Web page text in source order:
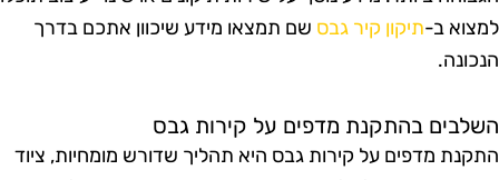
ב-תיקון קיר גבסשם תמצאו מידע שיכוון אתכם בדרך
בהתקנת מדפים על קירות גבס
מדפים על קירות גבס היא תהליך שדורש מומחיות, ציוד